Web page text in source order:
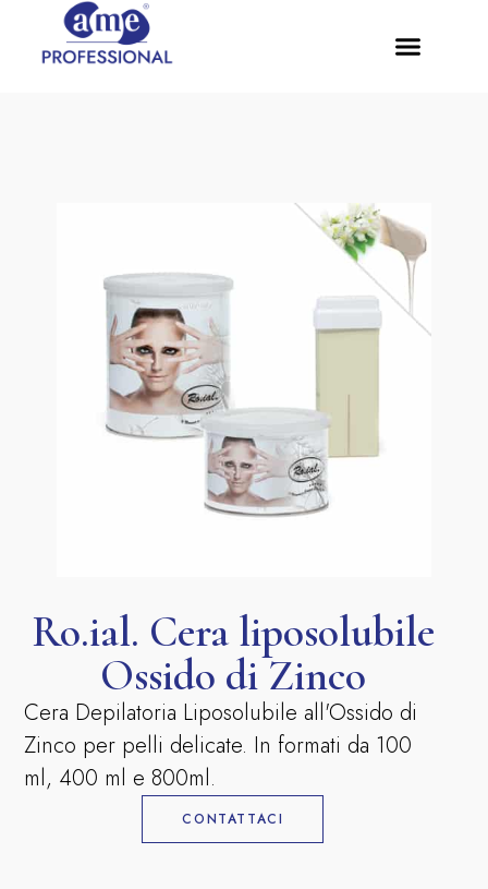
Ro.ial. Cera liposolubile
Ossido di Zinco
Cera Depilatoria Liposolubile all'Ossido di
Zinco per pelli delicate. In formati da 100
ml, 400 ml e 800ml.
CONTATTACI